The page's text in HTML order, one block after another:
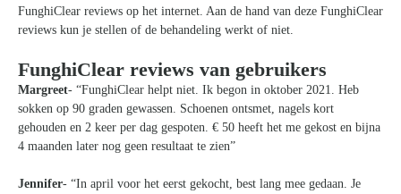
FunghiClear reviews op het internet. Aan de hand van deze FunghiClear
reviews kun je stellen of de behandeling werkt of niet.
FunghiClear reviews van gebruikers
Margreet- “FunghiClear helpt niet. Ik begon in oktober 2021. Heb
sokken op 90 graden gewassen. Schoenen ontsmet, nagels kort
gehouden en 2 keer per dag gespoten. € 50 heeft het me gekost en bijna
4 maanden later nog geen resultaat te zien”
Jennifer- “In april voor het eerst gekocht, best lang mee gedaan. Je